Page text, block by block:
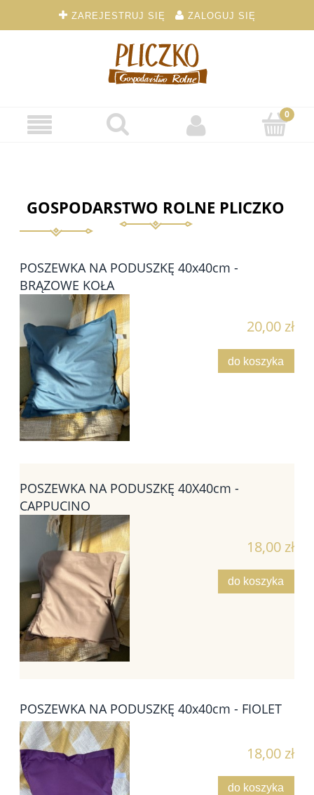
ZAREJESTRUJ SIĘ ZALOGUJ SIĘ
GOSPODARSTWO ROLNE PLICZKO
POSZEWKA NA PODUSZKĘ 40x40cm -
BRĄZOWE KOŁA
20,00 zł
do koszyka
POSZEWKA NA PODUSZKĘ 40X40cm -
CAPPUCINO
18,00 zł
do koszyka
POSZEWKA NA PODUSZKĘ 40x40cm - FIOLET
18,00 zł
do koszyka